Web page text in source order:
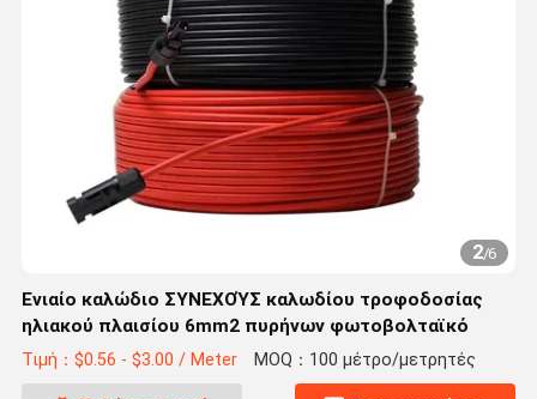
2/6
Ενιαίο καλώδιο ΣΥΝΕΧΟΎΣ καλωδίου τροφοδοσίας
ηλιακού πλαισίου 6mm2 πυρήνων φωτοβολταϊκό
Τιμή：$0.56 - $3.00 / Meter MOQ：100 μέτρο/μετρητές